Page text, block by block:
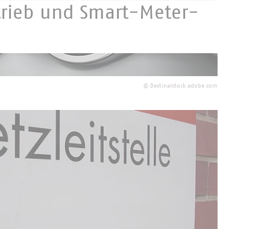
und Smart-Meter-
© Destina/stock.adobe.com